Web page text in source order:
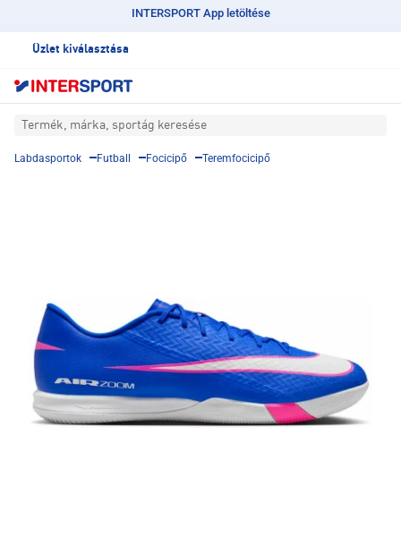
INTERSPORT App letöltése
Üzlet kiválasztása
Termék, márka, sportág keresése
Labdasportok Futball Focicipő Teremfocicipő